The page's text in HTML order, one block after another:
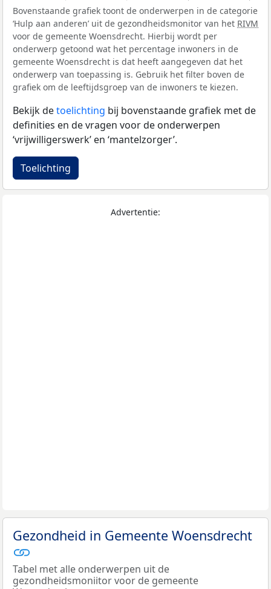
Bovenstaande grafiek toont de onderwerpen in de categorie
‘Hulp aan anderen’ uit de gezondheidsmonitor van het RIVM
voor de gemeente Woensdrecht. Hierbij wordt per
onderwerp getoond wat het percentage inwoners in de
gemeente Woensdrecht is dat heeft aangegeven dat het
onderwerp van toepassing is. Gebruik het filter boven de
grafiek om de leeftijdsgroep van de inwoners te kiezen.
Bekijk detoelichting bij bovenstaande grafiek met de
definities en de vragen voor de onderwerpen
‘vrijwilligerswerk’ en ‘mantelzorger’.
Toelichting
Advertentie:
Gezondheid in Gemeente Woensdrecht
Tabel met alle onderwerpen uit de
gezondheidsmoniitor voor de gemeente